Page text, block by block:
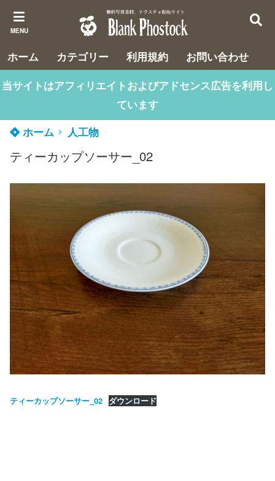
MENU
ホーム カテゴリー 利用規約
お問い合わせ
当サイトはアフィリエイトおよびアドセンス広告を利用し
ています
ホーム
人工物
ティーカップソーサー_02
ティーカップソーサー_02 ダウンロード